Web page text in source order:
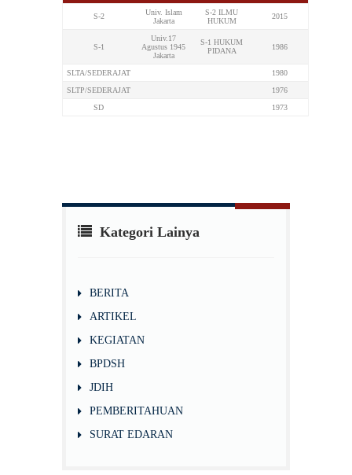
S-2
Univ. Islam
Jakarta
S-2 ILMU
HUKUM
2015
S-1
Univ.17
Agustus 1945
Jakarta
S-1 HUKUM
PIDANA
1986
SLTA/SEDERAJAT
1980
SLTP/SEDERAJAT
1976
SD
1973
Kategori Lainya
BERITA
ARTIKEL
KEGIATAN
BPDSH
JDIH
PEMBERITAHUAN
SURAT EDARAN